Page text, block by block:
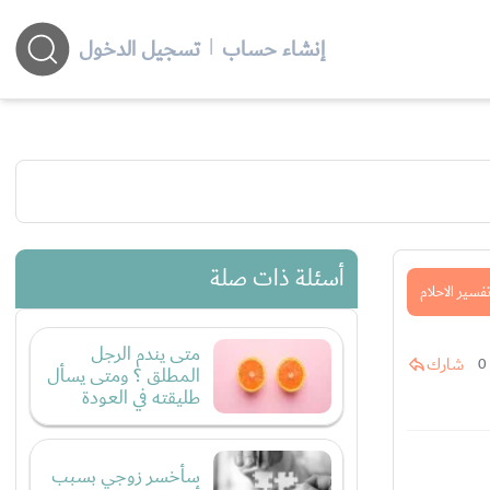
إنشاء حساب | تسجيل الدخول
تفسير الاحلام
0 شارك
أسئلة ذات صلة
متى يندم الرجل
المطلق ؟ ومتى يسأل
طليقته في العودة
سأخسر زوجي بسبب